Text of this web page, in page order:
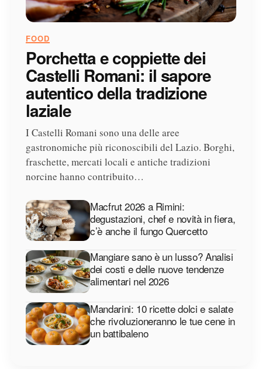
FOOD
Porchetta e coppiette dei
Castelli Romani: il sapore
autentico della tradizione
laziale
I Castelli Romani sono una delle aree
gastronomiche più riconoscibili del Lazio. Borghi,
fraschette, mercati locali e antiche tradizioni
norcine hanno contribuito…
Macfrut 2026 a Rimini:
degustazioni, chef e novità in fiera,
c’è anche il fungo Quercetto
Mangiare sano è un lusso? Analisi
dei costi e delle nuove tendenze
alimentari nel 2026
Mandarini: 10 ricette dolci e salate
che rivoluzioneranno le tue cene in
un battibaleno